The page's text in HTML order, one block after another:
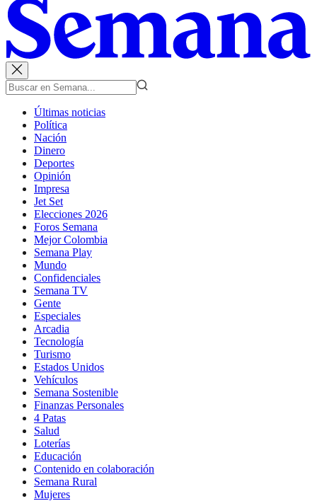
Últimas noticias
Política
Nación
Dinero
Deportes
Opinión
Impresa
Jet Set
Elecciones 2026
Foros Semana
Mejor Colombia
Semana Play
Mundo
Confidenciales
Semana TV
Gente
Especiales
Arcadia
Tecnología
Turismo
Estados Unidos
Vehículos
Semana Sostenible
Finanzas Personales
4 Patas
Salud
Loterías
Educación
Contenido en colaboración
Semana Rural
Mujeres